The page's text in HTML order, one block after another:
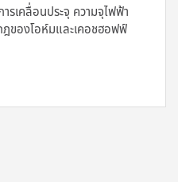
รเคลื่อนประจุ ความจุไฟฟ้า
ของโอห์มและเคอชฮอฟฟ์